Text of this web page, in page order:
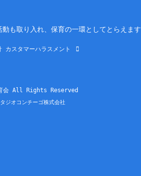
も取り入れ、保育の一環としてとらえます
カスタマーハラスメント
会 All Rights Reserved
ジオコンチーゴ株式会社